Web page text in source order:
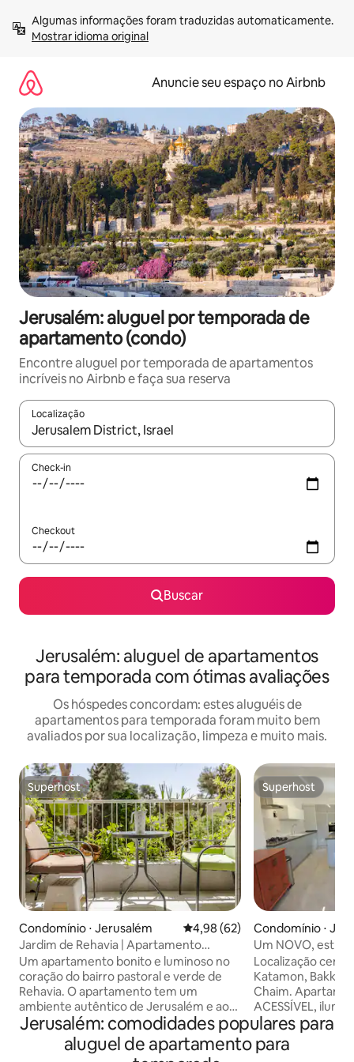
para
Mostrar idioma original
Anuncie seu espaço no Airbnb
Jerusalém: aluguel por temporada de
apartamento (condo)
Encontre aluguel por temporada de apartamentos
incríveis no Airbnb e faça sua reserva
Localização
Quando os resultados estiverem disponíveis, explore-os
Check-in
Checkout
Buscar
Jerusalém: aluguel de apartamentos
para temporada com ótimas avaliações
Os hóspedes concordam: estes aluguéis de
apartamentos para temporada foram muito bem
avaliados por sua localização, limpeza e muito mais.
Superhost
Superhost
Condomínio ⋅ Jerusalém 4,98 de uma avaliação média
4,98 (62)
Jardim de Rehavia | Apartamento
Kosher
Um apartamento bonito e luminoso no
coração do bairro pastoral e verde de
Rehavia. O apartamento tem um
ambiente autêntico de Jerusalém e ao
mesmo tempo o apartamento é
renovado e reservado! O apartamento é
adequado para Shabbat e Kosher
Superhost
Superhost
Condomínio ⋅
Um NOVO,
de 3 quartos em
Localização
Katamon, Bakka,
Chaim.
ACESSÍVEL,
/ 2 banheiros,
máquina de
condicionado,
Jerusalém: comodidades populares para
aluguel de apartamento para